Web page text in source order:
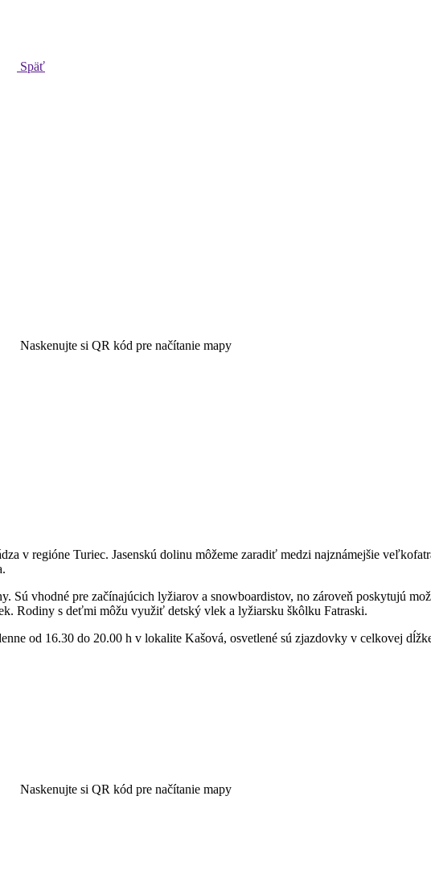
Späť
Naskenujte si QR kód pre načítanie mapy
v regióne Turiec. Jasenskú dolinu môžeme zaradiť medzi najznámejšie
Sú vhodné pre začínajúcich lyžiarov a snowboardistov, no zároveň poskytujú
Rodiny s deťmi môžu využiť detský vlek a lyžiarsku škôlku Fatraski.
od 16.30 do 20.00 h v lokalite Kašová, osvetlené sú zjazdovky v celkovej
Naskenujte si QR kód pre načítanie mapy